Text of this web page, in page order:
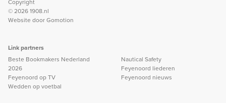
Copyright
© 2026 1908.nl
Website doorGomotion
Link partners
Beste Bookmakers Nederland
2026
Feyenoord op TV
Wedden op voetbal
Nautical Safety
Feyenoord liederen
Feyenoord nieuws